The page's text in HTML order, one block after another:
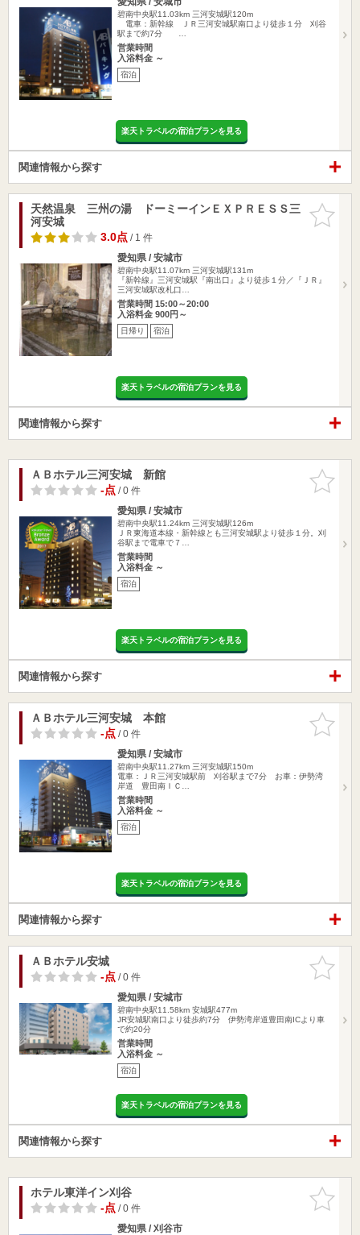
碧南中央駅11.03km 三河安城駅120m
電車：新幹線 ＪＲ三河安城駅南口より徒歩１分 刈谷
駅まで約7分 …
営業時間
入浴料金 ～
宿泊
楽天トラベルの宿泊プランを見る
関連情報から探す
お気に入
りに追加
天然温泉 三州の湯 ドーミーインＥＸＰＲＥＳＳ三
河安城
3.0点/ 1 件
愛知県 / 安城市
碧南中央駅11.07km 三河安城駅131m
『新幹線』三河安城駅『南出口』より徒歩１分／『ＪＲ』
三河安城駅改札口…
営業時間 15:00～20:00
入浴料金 900円～
日帰り 宿泊
楽天トラベルの宿泊プランを見る
関連情報から探す
お気に入
りに追加
ＡＢホテル三河安城 新館
-点/ 0 件
愛知県 / 安城市
碧南中央駅11.24km 三河安城駅126m
ＪＲ東海道本線・新幹線とも三河安城駅より徒歩１分。刈
谷駅まで電車で７…
営業時間
入浴料金 ～
宿泊
楽天トラベルの宿泊プランを見る
関連情報から探す
お気に入
りに追加
ＡＢホテル三河安城 本館
-点/ 0 件
愛知県 / 安城市
碧南中央駅11.27km 三河安城駅150m
電車：ＪＲ三河安城駅前 刈谷駅まで7分 お車：伊勢湾
岸道 豊田南ＩＣ…
営業時間
入浴料金 ～
宿泊
楽天トラベルの宿泊プランを見る
関連情報から探す
お気に入
りに追加
ＡＢホテル安城
-点/ 0 件
愛知県 / 安城市
碧南中央駅11.58km 安城駅477m
JR安城駅南口より徒歩約7分 伊勢湾岸道豊田南ICより車
で約20分
営業時間
入浴料金 ～
宿泊
楽天トラベルの宿泊プランを見る
関連情報から探す
お気に入
りに追加
ホテル東洋イン刈谷
-点/ 0 件
愛知県 / 刈谷市